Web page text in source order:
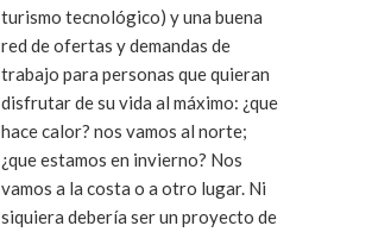
turismo tecnológico) y una buena
red de ofertas y demandas de
trabajo para personas que quieran
disfrutar de su vida al máximo: ¿que
hace calor? nos vamos al norte;
¿que estamos en invierno? Nos
vamos a la costa o a otro lugar. Ni
siquiera debería ser un proyecto de